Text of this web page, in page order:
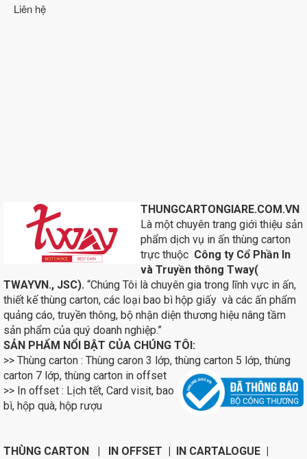
Liên hệ
THUNGCARTONGIARE.COM.VN
Là một chuyên trang giới thiệu sản
phẩm dịch vụ in ấn thùng carton
trực thuộc Công ty Cổ Phần In
và Truyền thông Tway(
TWAYVN., JSC). “Chúng Tôi là chuyên gia trong lĩnh vực in ấn,
thiết kế thùng carton, các loại bao bì hộp giấy và các ấn phẩm
quảng cáo, truyền thông, bộ nhận diện thương hiệu nâng tầm
sản phẩm của quý doanh nghiệp.”
SẢN PHẨM NỔI BẬT CỦA CHÚNG TÔI:
>> Thùng carton : Thùng caron 3 lớp, thùng carton 5 lớp, thùng
carton 7 lớp, thùng carton in offset
>> In offset : Lịch tết, Card visit, bao
bì, hộp quà, hộp rượu
THÙNG CARTON | IN OFFSET | IN CARTALOGUE |